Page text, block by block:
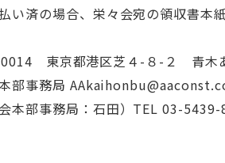
い済の場合、栄々会宛の領収書本
東京都港区芝４-８-２ 青木
部事務局
会本部事務局：石田）TEL 03-